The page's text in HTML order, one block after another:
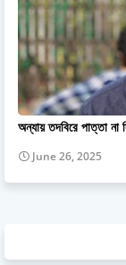
অন্যায় তদবিরে পাত্তা
June 26, 2025